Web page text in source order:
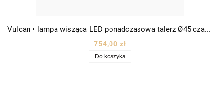
Vulcan • lampa wisząca LED ponadczasowa talerz Ø45 czarna/złota
754,00 zł
Do koszyka